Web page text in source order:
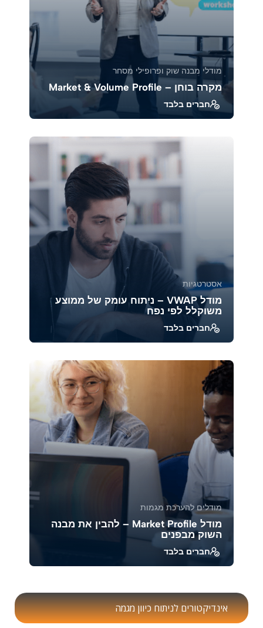
מודלי מבנה שוק ופרופילי מסחר
מקרה בוחן – Market & Volume Profile
חברים בלבד
באמצעות Market Profile ו־Volume Profile, כדי
39383
אסטרטגיות
מודל VWAP – ניתוח עומק של ממוצע
משוקלל לפי נפח
חברים בלבד
Price) משמש ככלי מרכזי במסחר מוסדי ויומי,
לזהות א...
1888
מודלים להערכת מגמות
מודל Market Profile – להבין את מבנה
השוק מבפנים
חברים בלבד
מחיר מ...
אינדיקטורים לניתוח כיוון מגמה